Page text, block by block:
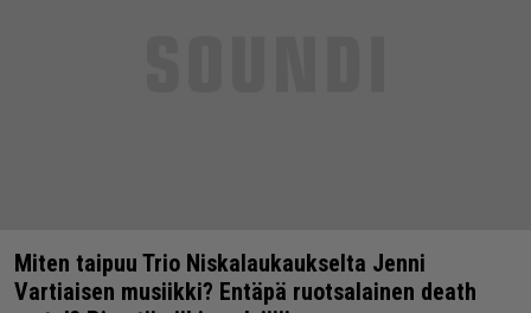
Miten taipuu Trio Niskalaukaukselta Jenni
Vartiaisen musiikki? Entäpä ruotsalainen death